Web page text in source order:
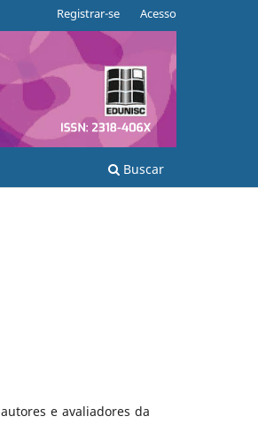
Buscar
Registrar-se Acesso
autores e avaliadores da